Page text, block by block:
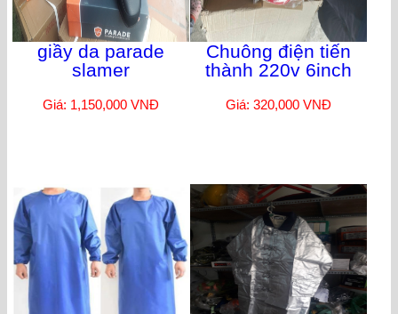
giầy da parade
slamer
Giá: 1,150,000 VNĐ
Chuông điện tiến
thành 220v 6inch
Giá: 320,000 VNĐ